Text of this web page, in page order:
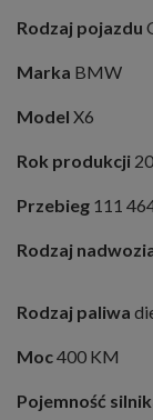
Rodzaj pojazdu
Marka BMW
Model X6
Rok produkcji
Przebieg 111
Rodzaj
Rodzaj paliwa
Moc400 KM
Pojemność